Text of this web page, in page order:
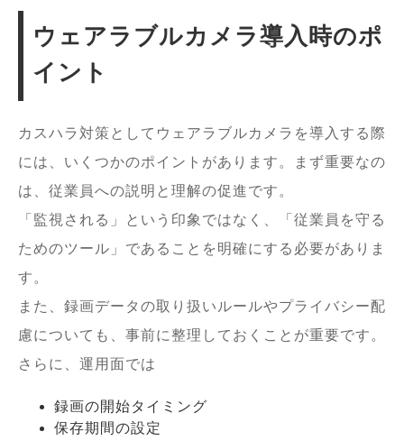
ウェアラブルカメラ導入時のポ
イント
カスハラ対策としてウェアラブルカメラを導入する際
には、いくつかのポイントがあります。まず重要なの
は、従業員への説明と理解の促進です。
「監視される」という印象ではなく、「従業員を守る
ためのツール」であることを明確にする必要がありま
す。
また、録画データの取り扱いルールやプライバシー配
慮についても、事前に整理しておくことが重要です。
さらに、運用面では
録画の開始タイミング
保存期間の設定